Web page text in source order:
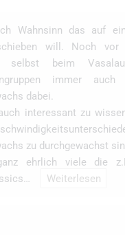
Wahnsinn das auf
will. Noch vor
selbst beim
immer
dabei.
interessant zu
zu durchgewachst
ehrlich viele die
Weiterlesen